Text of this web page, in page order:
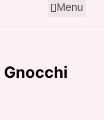
Menu
Gnocchi